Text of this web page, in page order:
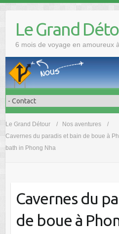
Le Grand
6 mois de voyage en amoureux
Le Grand Détour
Nos aventures
Cavernes du paradis et bain de boue à
bath in Phong Nha
Cavernes du
de boue à